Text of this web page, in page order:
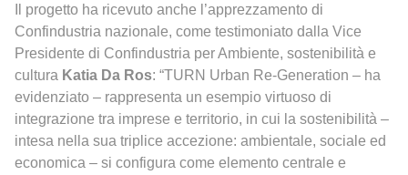
Il progetto ha ricevuto anche l’apprezzamento di
Confindustria nazionale, come testimoniato dalla Vice
Presidente di Confindustria per Ambiente, sostenibilità e
cultura Katia Da Ros: “TURN Urban Re-Generation – ha
evidenziato – rappresenta un esempio virtuoso di
integrazione tra imprese e territorio, in cui la sostenibilità –
intesa nella sua triplice accezione: ambientale, sociale ed
economica – si configura come elemento centrale e